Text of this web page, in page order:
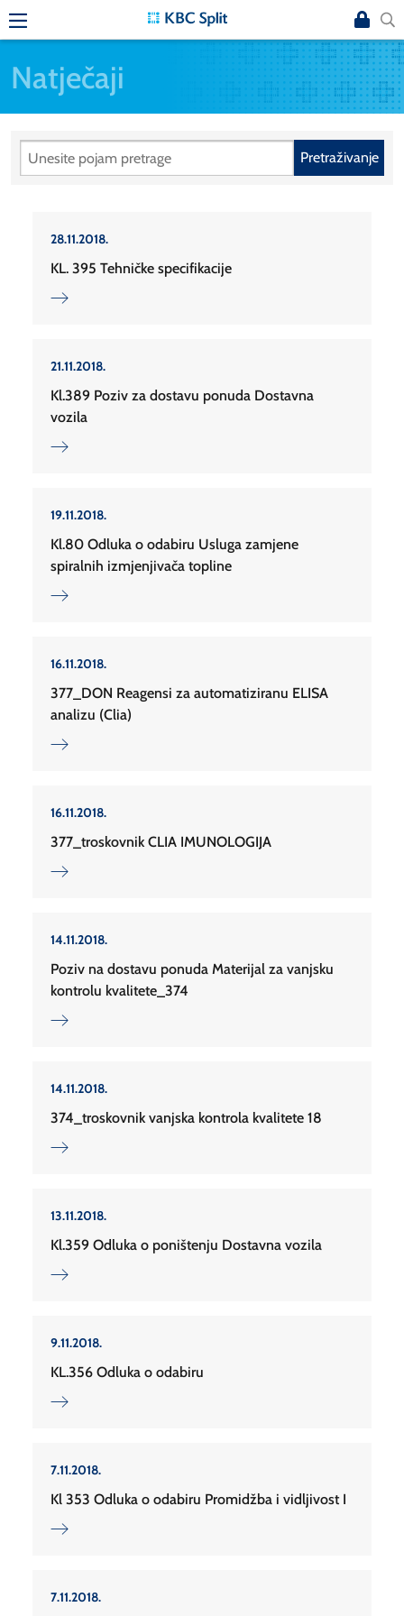
Natječaji
Pretraživanje
28.11.2018.
KL. 395 Tehničke specifikacije
21.11.2018.
Kl.389 Poziv za dostavu ponuda Dostavna
vozila
19.11.2018.
Kl.80 Odluka o odabiru Usluga zamjene
spiralnih izmjenjivača topline
16.11.2018.
377_DON Reagensi za automatiziranu ELISA
analizu (Clia)
16.11.2018.
377_troskovnik CLIA IMUNOLOGIJA
14.11.2018.
Poziv na dostavu ponuda Materijal za vanjsku
kontrolu kvalitete_374
14.11.2018.
374_troskovnik vanjska kontrola kvalitete 18
13.11.2018.
Kl.359 Odluka o poništenju Dostavna vozila
9.11.2018.
KL.356 Odluka o odabiru
7.11.2018.
Kl 353 Odluka o odabiru Promidžba i vidljivost I
7.11.2018.